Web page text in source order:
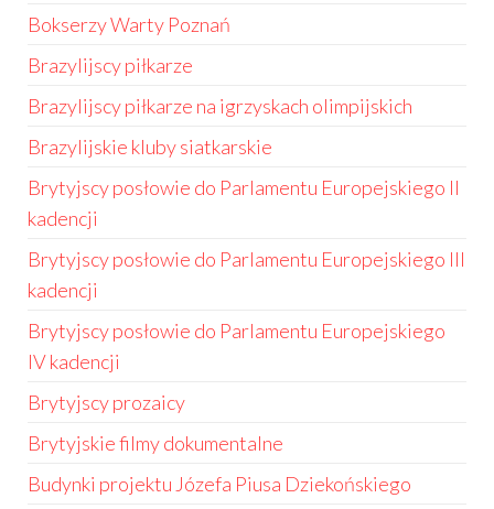
Bokserzy Warty Poznań
Brazylijscy piłkarze
Brazylijscy piłkarze na igrzyskach olimpijskich
Brazylijskie kluby siatkarskie
Brytyjscy posłowie do Parlamentu Europejskiego II
kadencji
Brytyjscy posłowie do Parlamentu Europejskiego III
kadencji
Brytyjscy posłowie do Parlamentu Europejskiego
IV kadencji
Brytyjscy prozaicy
Brytyjskie filmy dokumentalne
Budynki projektu Józefa Piusa Dziekońskiego